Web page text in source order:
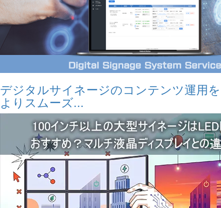
デジタルサイネージのコンテンツ運用を
よりスムーズ...